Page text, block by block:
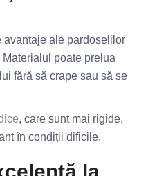
avantaje ale pardoselilor
poate prelua
fără să crape sau să se
, care sunt mai rigide,
în condiții dificile.